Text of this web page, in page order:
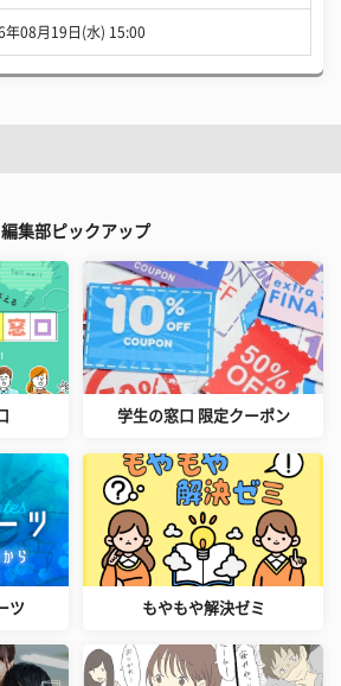
年08月19日(水) 15:00
編集部ピックアップ
学生の窓口 限定クーポン
ツ もやもや解決ゼミ